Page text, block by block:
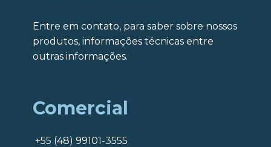
Entre em contato, para saber sobre nossos
produtos, informações técnicas entre
outras informações.
Comercial
+55 (48) 99101-3555